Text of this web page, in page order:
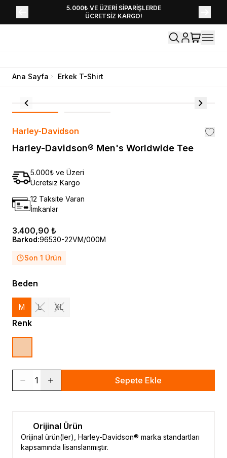
5.000₺ VE ÜZERİ SİPARİŞLERDE
ÜCRETSİZ KARGO!
YENİ SEZON KOLEKSİYONU EKLENDİ,
HEMEN KEŞFET!
Ana Sayfa Erkek T-Shirt
Harley-Davidson
Harley-Davidson® Men's Worldwide Tee
5.000₺ ve Üzeri
Ücretsiz Kargo
12 Taksite Varan
İmkanlar
3.400,90 ₺
Barkod:96530-22VM/000M
Son 1 Ürün
Beden
M L XL
Renk
1 Sepete Ekle
Orijinal Ürün
Orijinal ürün(ler), Harley-Davidson® marka standartları
kapsamında lisanslanmıştır.